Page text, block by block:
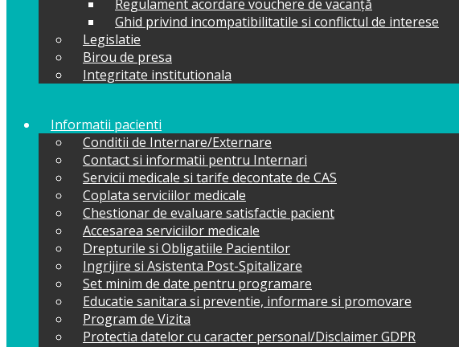
Regulament acordare vouchere de vacanță
Ghid privind incompatibilitatile si conflictul de interese
Legislatie
Birou de presa
Integritate institutionala
Informatii pacienti
Conditii de Internare/Externare
Contact si informatii pentru Internari
Servicii medicale si tarife decontate de CAS
Coplata serviciilor medicale
Chestionar de evaluare satisfactie pacient
Accesarea serviciilor medicale
Drepturile si Obligatiile Pacientilor
Ingrijire si Asistenta Post-Spitalizare
Set minim de date pentru programare
Educatie sanitara si preventie, informare si promovare
Program de Vizita
Protectia datelor cu caracter personal/Disclaimer GDPR